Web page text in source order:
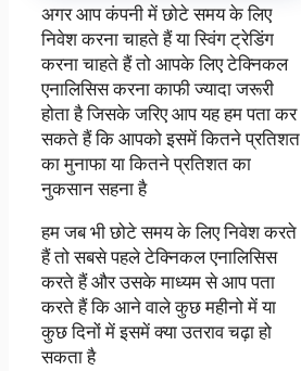
अगर आप कंपनी में छोटे समय के लिए
निवेश करना चाहते हैं या स्विंग ट्रेडिंग
करना चाहते हैं तो आपके लिए टेक्निकल
एनालिसिस करना काफी ज्यादा जरूरी
होता है जिसके जरिए आप यह हम पता कर
सकते हैं कि आपको इसमें कितने प्रतिशत
का मुनाफा या कितने प्रतिशत का
नुकसान सहना है
हम जब भी छोटे समय के लिए निवेश करते
हैं तो सबसे पहले टेक्निकल एनालिसिस
करते हैं और उसके माध्यम से आप पता
करते हैं कि आने वाले कुछ महीनो में या
कुछ दिनों में इसमें क्या उतराव चढ़ा हो
सकता है